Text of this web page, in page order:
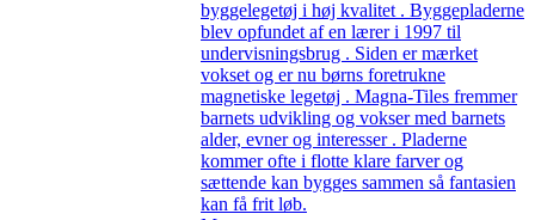
byggelegetøj i høj kvalitet . Byggepladerne
blev opfundet af en lærer i 1997 til
undervisningsbrug . Siden er mærket
vokset og er nu børns foretrukne
magnetiske legetøj . Magna-Tiles fremmer
barnets udvikling og vokser med barnets
alder, evner og interesser . Pladerne
kommer ofte i flotte klare farver og
sættende kan bygges sammen så fantasien
kan få frit løb.